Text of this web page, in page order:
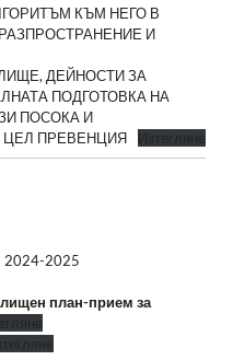
КЪМ НЕГО В
И
ДЕЙНОСТИ ЗА
ПОДГОТОВКА НА
ПОСОКА И
ПРЕВЕНЦИЯ
Изтегляне
2024-2025
план-прием за